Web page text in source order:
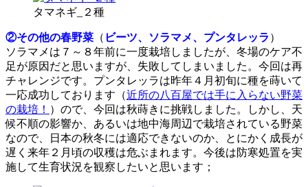
タマネギ_２種
②その他の春野菜 （ ビーツ、ソラマメ、プンタレッラ ）
ソラマメは７～８年前に一度栽培しましたが、冬場のケア不
足が原因だと思いますが、失敗してしまいました。今回は再
チャレンジです。プンタレッラは昨年４月初旬に種を蒔いて
一応成功しております（近所の八百屋では手に入らない野菜
の栽培！ ）ので、今回は秋蒔きに挑戦しました。しかし、天
候不順の影響か、あるいは地中海周辺で栽培されている野菜
なので、日本の秋冬には適応できないのか、とにかく成長が
遅く来年２月頃の収穫は危ぶまれます。今後は防寒処置を実
施して生育状況を観察したいと思います；